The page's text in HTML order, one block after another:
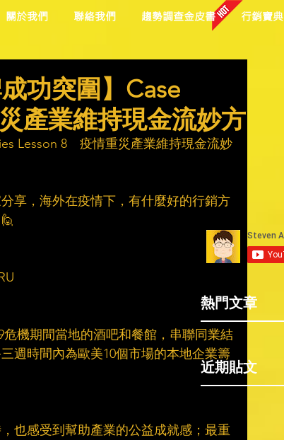
關於我們 聯絡我們 趨勢調查金皮書 行銷寶典
功突圍】Case
產業維持現金流妙方​
Lesson 8　疫情重災產業維持現金流妙
享，海外在疫情下，有什麼好的行銷方
機期間當地的酒吧和餐館，串聯同業結
週時間內為歐美10個市場的本地企業籌
也感受到幫助產業的公益成就感；最重
熱門文章
近期貼文